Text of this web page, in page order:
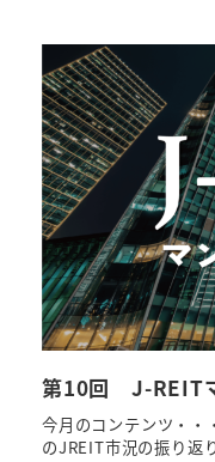
第10回 J-REIT
今月のコンテンツ・・
のJREIT市況の振り